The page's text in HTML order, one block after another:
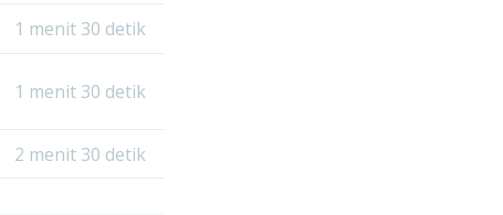
1 menit 30 detik
1 menit 30 detik
2 menit 30 detik